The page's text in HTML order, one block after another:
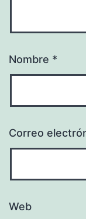
Nombre *
Correo
Web